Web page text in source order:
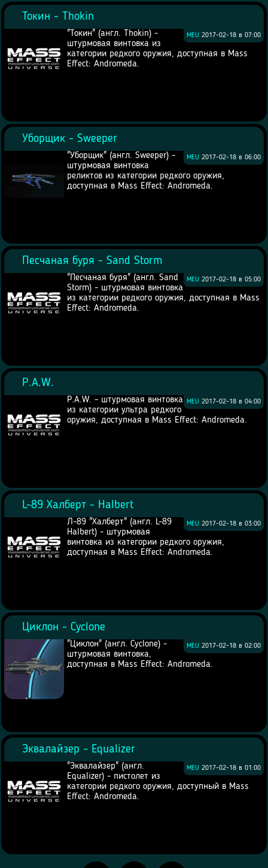
Токин - Thokin
MEU 2017-02-18 в 07:00
"Токин" (англ. Thokin) -
штурмовая винтовка из
категории редкого оружия, доступная в Mass
Effect: Andromeda.
Уборщик - Sweeper
MEU 2017-02-18 в 06:00
"Уборщик" (англ. Sweeper) -
штурмовая винтовка
реликтов из категории редкого оружия,
доступная в Mass Effect: Andromeda.
Песчаная буря - Sand Storm
MEU 2017-02-18 в 05:00
"Песчаная буря" (англ. Sand
Storm) - штурмовая винтовка
из категории редкого оружия, доступная в Mass
Effect: Andromeda.
P.A.W.
MEU 2017-02-18 в 04:00
P.A.W. - штурмовая винтовка
из категории ультра редкого
оружия, доступная в Mass Effect: Andromeda.
L-89 Халберт - Halbert
MEU 2017-02-18 в 03:00
Л-89 "Халберт" (англ. L-89
Halbert) - штурмовая
винтовка из категории редкого оружия,
доступная в Mass Effect: Andromeda.
Циклон - Cyclone
MEU 2017-02-18 в 02:00
"Циклон" (англ. Cyclone) -
штурмовая винтовка,
доступная в Mass Effect: Andromeda.
Эквалайзер - Equalizer
MEU 2017-02-18 в 01:00
"Эквалайзер" (англ.
Equalizer) - пистолет из
категории редкого оружия, доступный в Mass
Effect: Andromeda.